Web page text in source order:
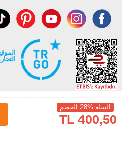
السلة %28 الخصم
400,50 TL جميع حقوق Modaselvim محفوظة ©2026